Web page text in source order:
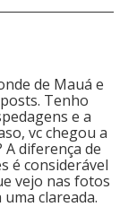
de Mauá e
Tenho
e a
vc chegou a
diferença de
é considerável
vejo nas fotos
clareada.